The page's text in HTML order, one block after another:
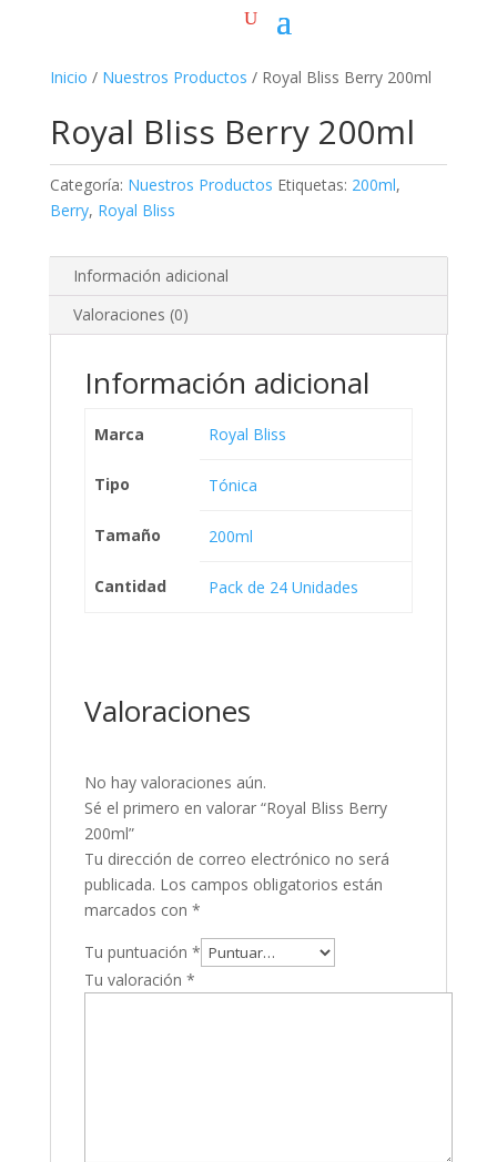
Inicio / Nuestros Productos / Royal Bliss Berry 200ml
Royal Bliss Berry 200ml
Categoría: Nuestros Productos Etiquetas: 200ml,
Berry, Royal Bliss
Información adicional
Valoraciones (0)
Información adicional
Marca Royal Bliss
Tipo Tónica
Tamaño 200ml
Cantidad Pack de 24 Unidades
Valoraciones
No hay valoraciones aún.
Sé el primero en valorar “Royal Bliss Berry
200ml”
Tu dirección de correo electrónico no será
publicada. Los campos obligatorios están
marcados con *
Tu puntuación *
Tu valoración *